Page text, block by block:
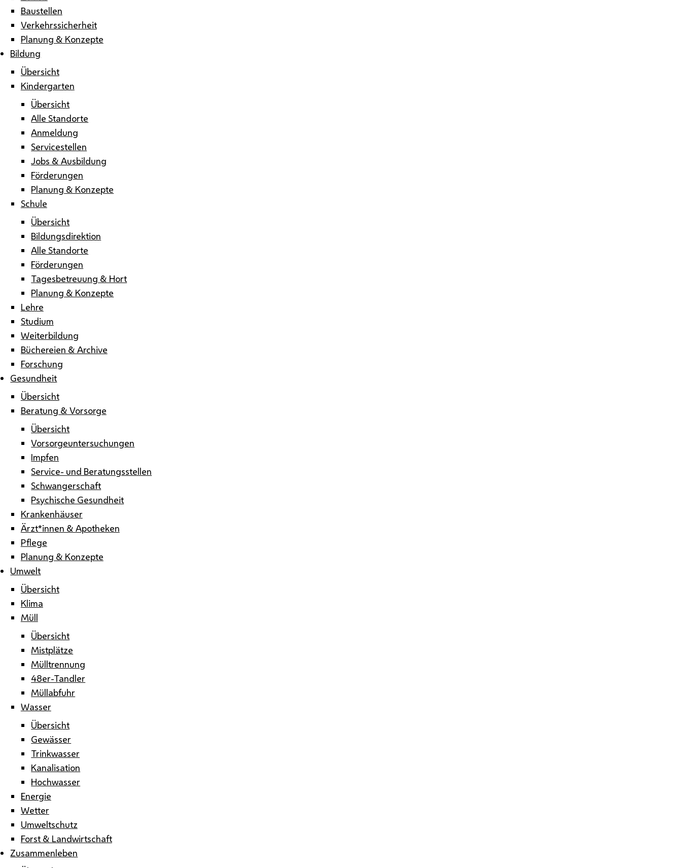
Baustellen
Verkehrssicherheit
Planung & Konzepte
Bildung
Übersicht
Kindergarten
Übersicht
Alle Standorte
Anmeldung
Servicestellen
Jobs & Ausbildung
Förderungen
Planung & Konzepte
Schule
Übersicht
Bildungsdirektion
Alle Standorte
Förderungen
Tagesbetreuung & Hort
Planung & Konzepte
Lehre
Studium
Weiterbildung
Büchereien & Archive
Forschung
Gesundheit
Übersicht
Beratung & Vorsorge
Übersicht
Vorsorgeuntersuchungen
Impfen
Service- und Beratungsstellen
Schwangerschaft
Psychische Gesundheit
Krankenhäuser
Ärzt*innen & Apotheken
Pflege
Planung & Konzepte
Umwelt
Übersicht
Klima
Müll
Übersicht
Mistplätze
Mülltrennung
48er-Tandler
Müllabfuhr
Wasser
Übersicht
Gewässer
Trinkwasser
Kanalisation
Hochwasser
Energie
Wetter
Umweltschutz
Forst & Landwirtschaft
Zusammenleben